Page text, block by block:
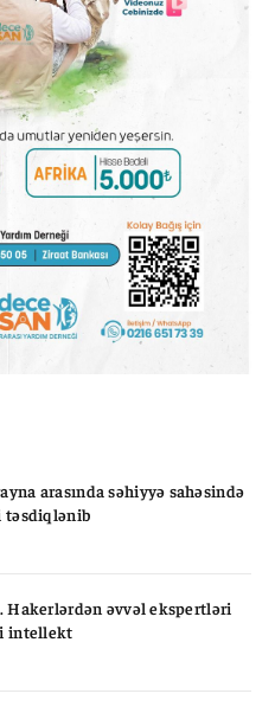
arasında səhiyyə sahəsində
təsdiqlənib
Hakerlərdən əvvəl ekspertləri
intellekt